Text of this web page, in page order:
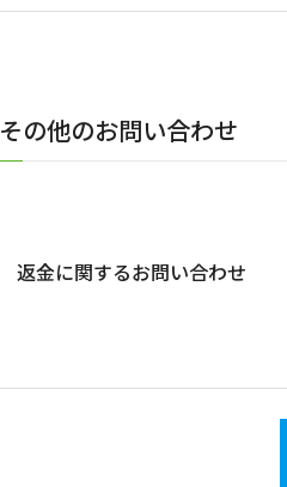
その他のお問い合わせ
返金に関するお問い合わせ